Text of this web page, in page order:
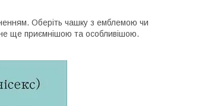
Оберіть чашку з емблемою чи
ще приємнішою та особливішою.